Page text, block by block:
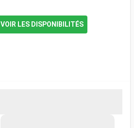
VOIR LES DISPONIBILITÉS